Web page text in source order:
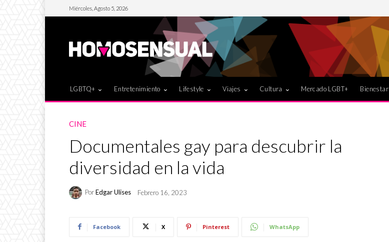
Miércoles, Agosto 5, 2026
LGBTQ+ Entretenimiento Lifestyle Viajes Cultura Mercado LGBT+ Bienestar
CINE
Documentales gay para descubrir la
diversidad en la vida
PorEdgar Ulises Febrero 16, 2023
Facebook X Pinterest WhatsApp